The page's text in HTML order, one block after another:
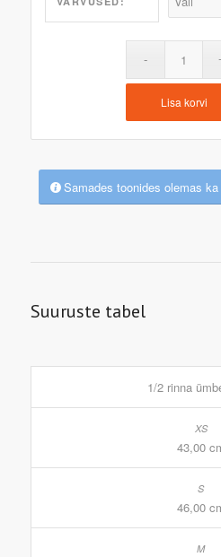
Lisa korvi
Samades toonides olemas
Suuruste tabel
1/2 rinna
43,00
46,00